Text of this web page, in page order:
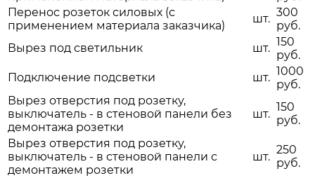
Перенос розеток силовых (с
применением материала заказчика)
шт. 300
руб.
Вырез под светильник
шт. 150
руб.
Подключение подсветки
шт. 1000
руб.
Вырез отверстия под розетку,
выключатель - в стеновой панели без
демонтажа розетки
шт.
150
руб.
Вырез отверстия под розетку,
выключатель - в стеновой панели с
демонтажем розетки
шт.
250
руб.